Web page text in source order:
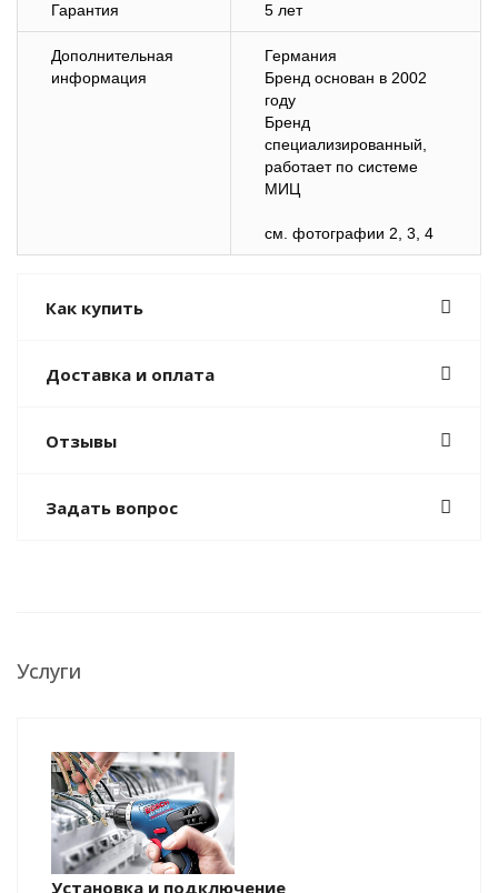
Гарантия 5 лет
Дополнительная
информация
Германия
Бренд основан в 2002
году
Бренд
специализированный,
работает по системе
МИЦ
см. фотографии 2, 3, 4
Как купить
Доставка и оплата
Отзывы
Задать вопрос
Услуги
Установка и подключение